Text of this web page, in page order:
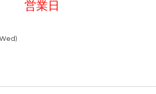
営業日